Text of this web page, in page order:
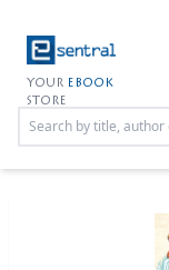
YOUR EBOOK
STORE